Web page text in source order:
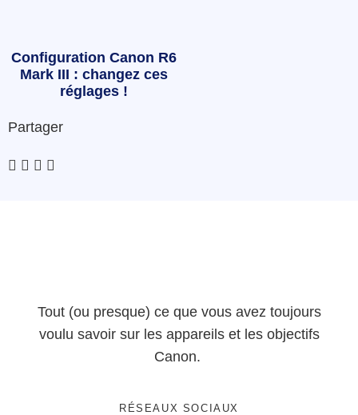
Configuration Canon R6
Mark III : changez ces
réglages !
Partager
Tout (ou presque) ce que vous avez toujours
voulu savoir sur les appareils et les objectifs
Canon.
RÉSEAUX SOCIAUX